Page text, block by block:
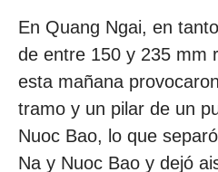
En Quang Ngai, en
de entre 150 y 235 mm
esta mañana
tramo y un pilar de un
Nuoc Bao, lo que
Na y Nuoc Bao y dejó